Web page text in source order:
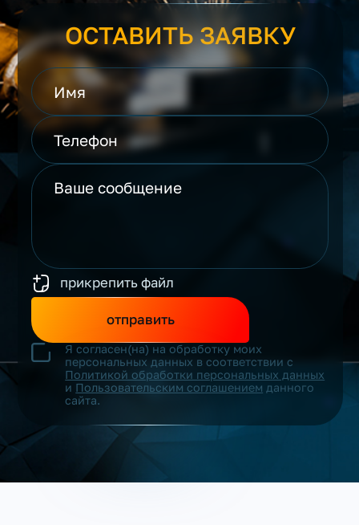
ОСТАВИТЬ ЗАЯВКУ
прикрепить файл
отправить
Я согласен(на) на обработку моих
персональных данных в соответствии с
Политикой обработки персональных данных
и Пользовательским соглашением данного
сайта.